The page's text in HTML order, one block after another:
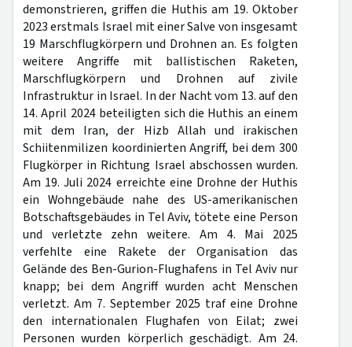
demonstrieren, griffen die Huthis am 19. Oktober
2023 erstmals Israel mit einer Salve von insgesamt
19 Marschflugkörpern und Drohnen an. Es folgten
weitere Angriffe mit ballistischen Raketen,
Marschflugkörpern und Drohnen auf zivile
Infrastruktur in Israel. In der Nacht vom 13. auf den
14. April 2024 beteiligten sich die Huthis an einem
mit dem Iran, der Hizb Allah und irakischen
Schiitenmilizen koordinierten Angriff, bei dem 300
Flugkörper in Richtung Israel abschossen wurden.
Am 19. Juli 2024 erreichte eine Drohne der Huthis
ein Wohngebäude nahe des US-amerikanischen
Botschaftsgebäudes in Tel Aviv, tötete eine Person
und verletzte zehn weitere. Am 4. Mai 2025
verfehlte eine Rakete der Organisation das
Gelände des Ben-Gurion-Flughafens in Tel Aviv nur
knapp; bei dem Angriff wurden acht Menschen
verletzt. Am 7. September 2025 traf eine Drohne
den internationalen Flughafen von Eilat; zwei
Personen wurden körperlich geschädigt. Am 24.